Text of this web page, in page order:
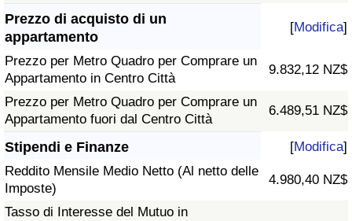
Prezzo di acquisto di un
appartamento
[Modifica]
Prezzo per Metro Quadro per Comprare un
Appartamento in Centro Città
9.832,12 NZ$
Prezzo per Metro Quadro per Comprare un
Appartamento fuori dal Centro Città
6.489,51 NZ$
Stipendi e Finanze [Modifica]
Reddito Mensile Medio Netto (Al netto delle
Imposte)
4.980,40 NZ$
Tasso di Interesse del Mutuo in